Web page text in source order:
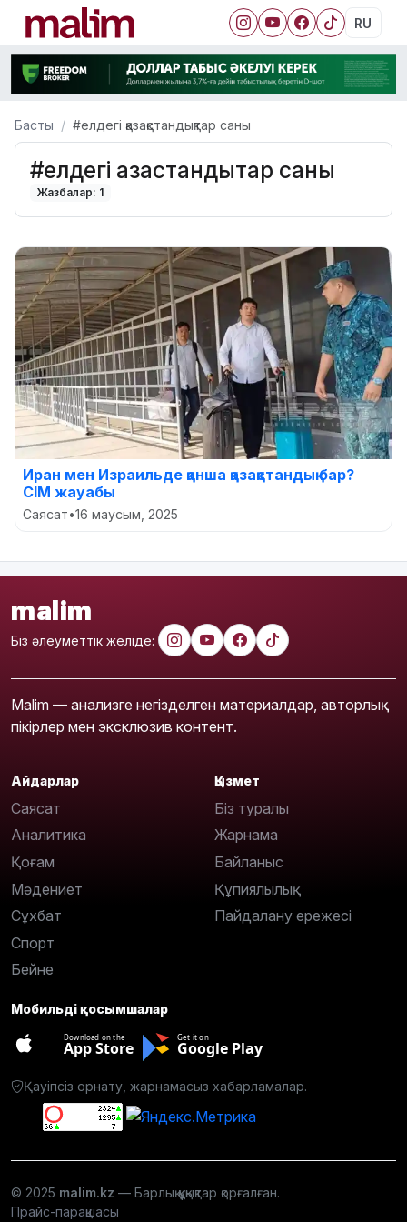
RU
Басты #елдегі қазақстандықтар саны
#елдегі қазақстандықтар саны
Жазбалар: 1
Иран мен Израильде қанша қазақстандық бар?
СІМ жауабы
Саясат•16 маусым, 2025
malim
Біз әлеуметтік желіде:
Malim — анализге негізделген материалдар, авторлық
пікірлер мен эксклюзив контент.
Айдарлар
Саясат
Аналитика
Қоғам
Мәдениет
Сұхбат
Спорт
Бейне
Қызмет
Біз туралы
Жарнама
Байланыс
Құпиялылық
Пайдалану ережесі
Мобильді қосымшалар
Download on the
App Store
Get it on
Google Play
Қауіпсіз орнату, жарнамасыз хабарламалар.
© 2025 malim.kz — Барлық құқықтар қорғалған.
Прайс-парақшасы